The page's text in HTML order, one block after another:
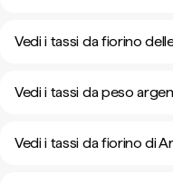
Vedi i tassi da fiorino
Vedi i tassi da peso
Vedi i tassi da fiorino di